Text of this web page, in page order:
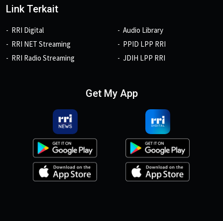
Link Terkait
RRI Digital
RRI NET Streaming
RRI Radio Streaming
Audio Library
PPID LPP RRI
JDIH LPP RRI
Get My App